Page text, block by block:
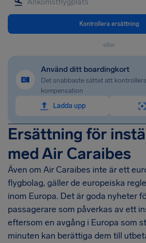
Kontrollera ersättning
eller
Använd ditt boardingkort
Det snabbaste sättet att
kompensation
Ladda upp
Ersättning för
med Air Caraibes
Även om Air Caraibes inte är ett
flygbolag, gäller de europeiska
inom Europa. Det är goda nyheter
passagerare som påverkas av ett
eftersom en avgång i Europa som
minuten kan berättiga dem till